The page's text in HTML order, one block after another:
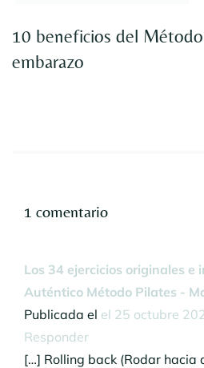
10 beneficios del
embarazo
1 comentario
Los 34 ejercicios originales e
Auténtico Método Pilates -
Publicada el el 25 octubre
Responder
[…] Rolling back (Rodar hacia